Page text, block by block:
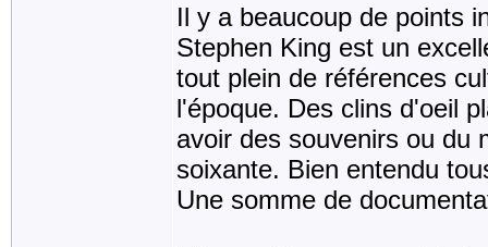
Il y a beaucoup de points
Stephen King est un
tout plein de références
l'époque. Des clins d'oeil
avoir des souvenirs ou du
soixante. Bien entendu
Une somme de